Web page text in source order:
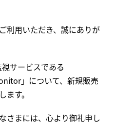
利用いただき、誠にありが
サービスである
」について、新規販売
す。
さまには、心より御礼申し